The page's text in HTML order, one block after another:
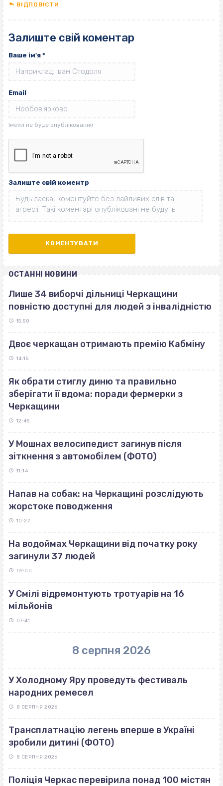
ВІДПОВІCТИ
Залиште свій коментар
Ваше ім'я *
Email
Залиште свій коментр
ОСТАННІ НОВИНИ
Лише 34 виборчі дільниці Черкащини
повністю доступні для людей з інвалідністю
15:50
Двоє черкащан отримають премію Кабміну
14:15
Як обрати стиглу диню та правильно
зберігати її вдома: поради фермерки з
Черкащини
12:45
У Мошнах велосипедист загинув після
зіткнення з автомобілем (ФОТО)
11:14
Напав на собак: на Черкащині розслідують
жорстоке поводження
10:27
На водоймах Черкащини від початку року
загинули 37 людей
09:00
У Смілі відремонтують тротуарів на 16
мільйонів
07:41
8 серпня 2026
У Холодному Яру проведуть фестиваль
народних ремесел
8 СЕРПНЯ 2026
Трансплатнацію легень вперше в Україні
зробили дитині (ФОТО)
8 СЕРПНЯ 2026
Поліція Черкас перевірила понад 100 містян